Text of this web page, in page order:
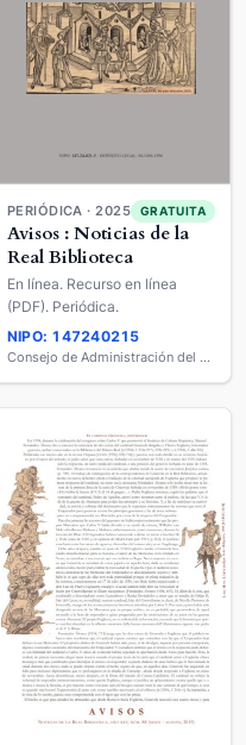
PERIÓDICA · 2025 GRATUITA
Avisos : Noticias de la
Real Biblioteca
En línea. Recurso en línea
(PDF). Periódica.
NIPO: 147240215
Consejo de Administración del Patrimonio Nacional